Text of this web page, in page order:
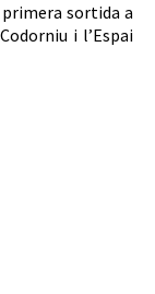
primera sortida a
i l’Espai